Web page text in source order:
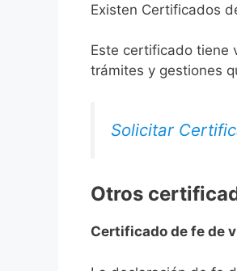
Existen Certificados
Este certificado tiene
trámites y gestiones
Solicitar
Otros
Certificado de fe de